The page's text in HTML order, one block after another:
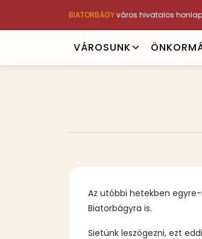
BIATORBÁGYváros hivatalos
Main
navigation
VÁROSUNK
Az utóbbi hetekben
Biatorbágyra is.
Sietünk leszögezni, ezt